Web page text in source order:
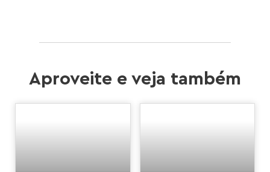
Aproveite e veja também